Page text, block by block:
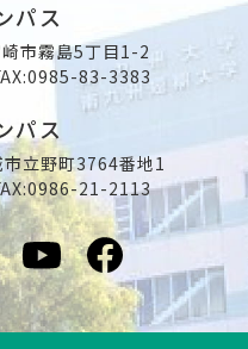
パス
市霧島5丁目1-2
83-3383
パス
立野町3764番地1
21-2113